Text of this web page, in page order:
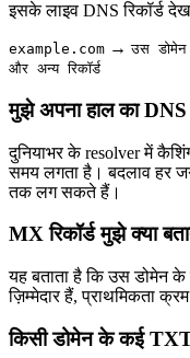
इसके लाइव DNS रिकॉर्ड
example.com → उस
और अन्य रिकॉर्ड
मुझे अपना हाल का DNS
दुनियाभर के resolver में
समय लगता है। बदलाव हर
तक लग सकते हैं।
MX रिकॉर्ड मुझे क्या
यह बताता है कि उस डोमेन
ज़िम्मेदार हैं, प्राथमिकता
किसी डोमेन के कई TXT